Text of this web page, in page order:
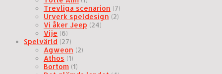
Trevliga scenarion (7)
Urverk speldesign (2)
Vi åker Jeep (24)
Vije (6)
Spelvärld (27)
Agweon (2)
Athos (1)
Bortom (1)